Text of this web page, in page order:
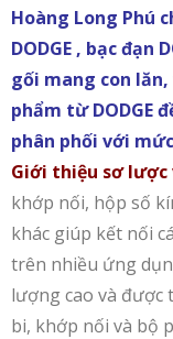
Hoàng Long Phú
DODGE , bạc đạn
gối mang con
phẩm từ DODGE
phân phối với
Giới thiệu sơ lược
khớp nối, hộp số
khác giúp kết nối
trên nhiều ứng
lượng cao và được
bi, khớp nối và bộ